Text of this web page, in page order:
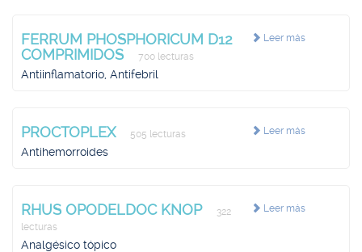
Leer más
FERRUM PHOSPHORICUM D12
COMPRIMIDOS
700 lecturas
Antiinflamatorio, Antifebril
Leer más
PROCTOPLEX 505 lecturas
Antihemorroides
Leer más
RHUS OPODELDOC KNOP
322
lecturas
Analgésico tópico